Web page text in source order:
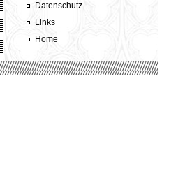
Datenschutz
Links
Home